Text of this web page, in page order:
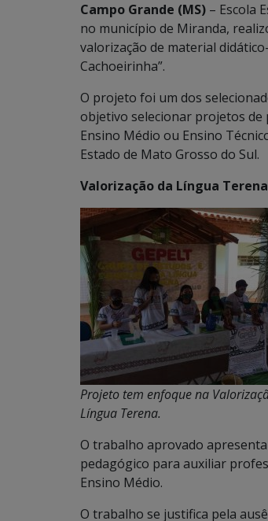
Campo Grande (MS) – Escola
no município de Miranda,
valorização de material
Cachoeirinha”.
O projeto foi um dos
objetivo selecionar projetos
Ensino Médio ou Ensino
Estado de Mato Grosso do Sul.
Valorização da Língua Terena
Projeto tem enfoque na
Língua Terena.
O trabalho aprovado
pedagógico para auxiliar
Ensino Médio.
O trabalho se justifica pela